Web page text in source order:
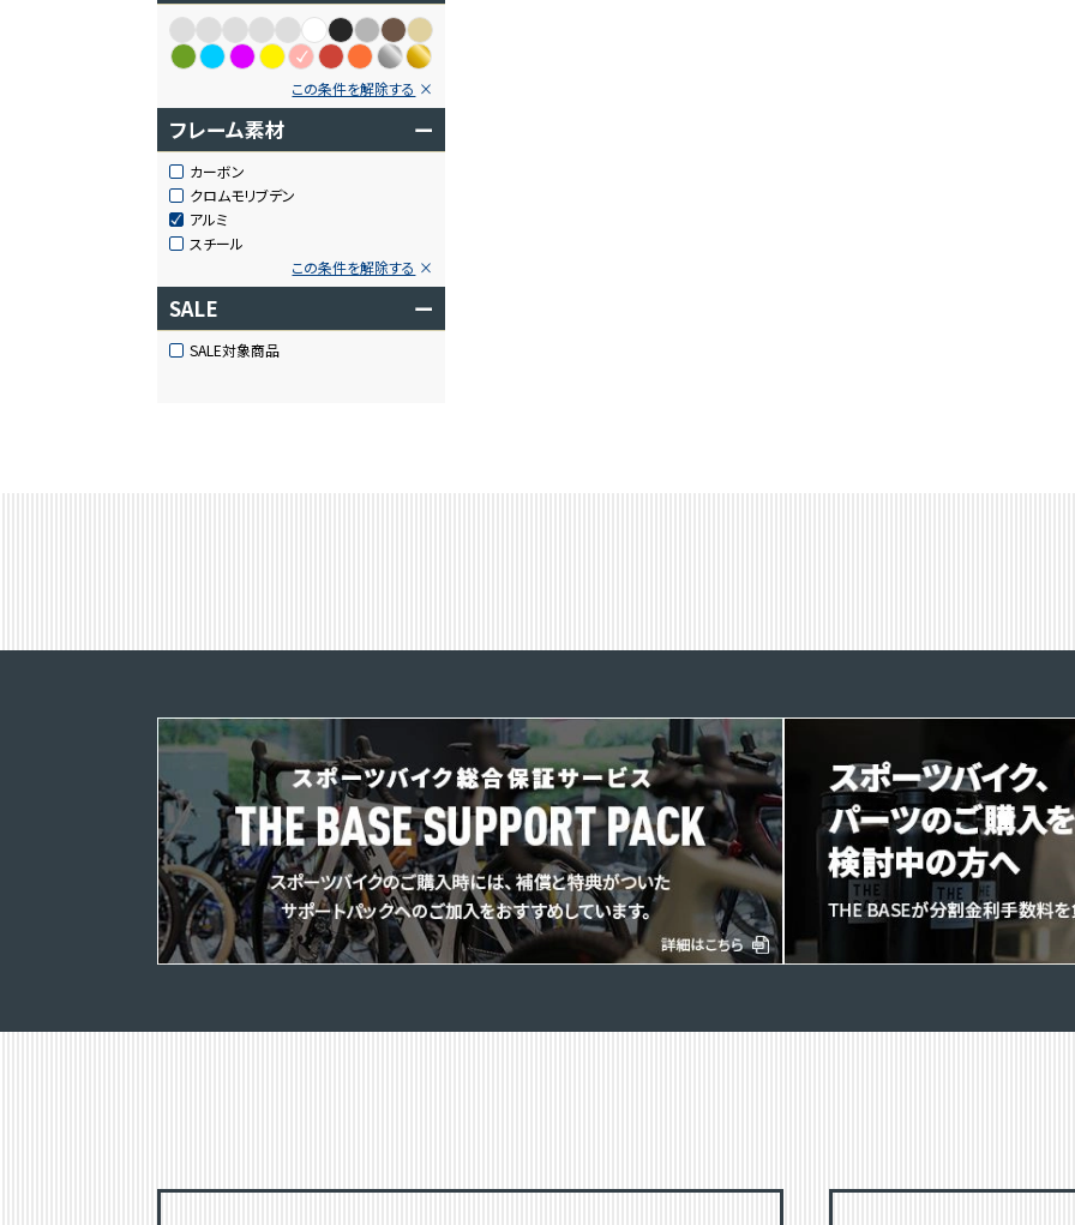
この条件を解除する
フレーム素材 ー
カーボン
クロムモリブデン
アルミ
スチール
この条件を解除する
SALE ー
SALE対象商品